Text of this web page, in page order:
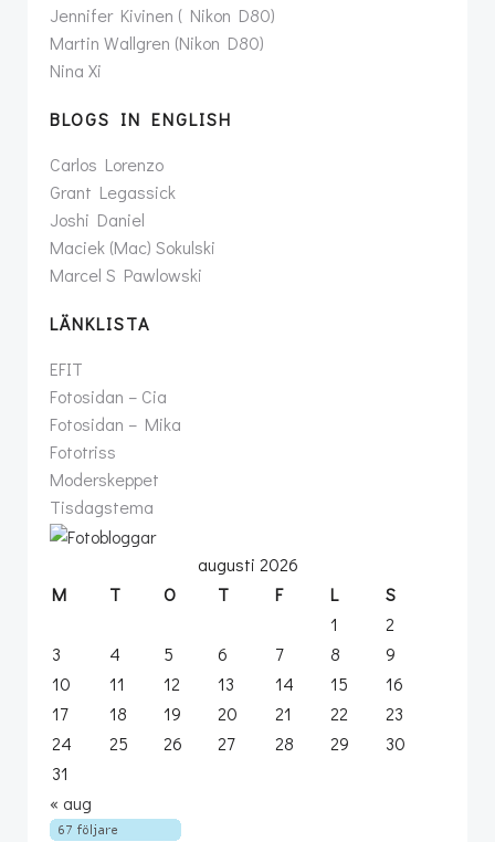
Jennifer Kivinen ( Nikon D80)
Martin Wallgren (Nikon D80)
Nina Xi
BLOGS IN ENGLISH
Carlos Lorenzo
Grant Legassick
Joshi Daniel
Maciek (Mac) Sokulski
Marcel S Pawlowski
LÄNKLISTA
EFIT
Fotosidan – Cia
Fotosidan – Mika
Fototriss
Moderskeppet
Tisdagstema
augusti 2026
M
T O T F L
S
1
2
3
4 5 6 7 8
9
10
11 12 13 14 15
16
17
18 19 20 21 22
23
24
25 26 27 28 29
30
31
« aug